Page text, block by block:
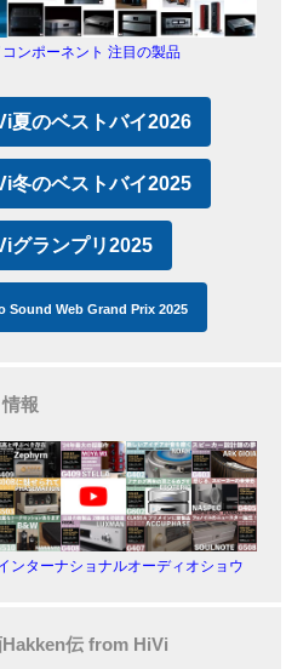
ンポーネント 注目の製品
夏のベストバイ2026
冬のベストバイ2025
グランプリ2025
Sound Web Grand Prix 2025
報
ンターナショナルオーディオショウ
伝 from HiVi